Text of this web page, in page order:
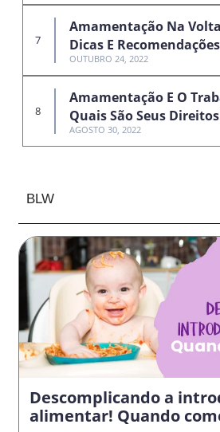
Amamentação Na
Dicas E Recomendações
OUTUBRO 24, 2022
Amamentação E O
Quais São Seus
AGOSTO 30, 2022
BLW
Descomplicando a
alimentar! Quando